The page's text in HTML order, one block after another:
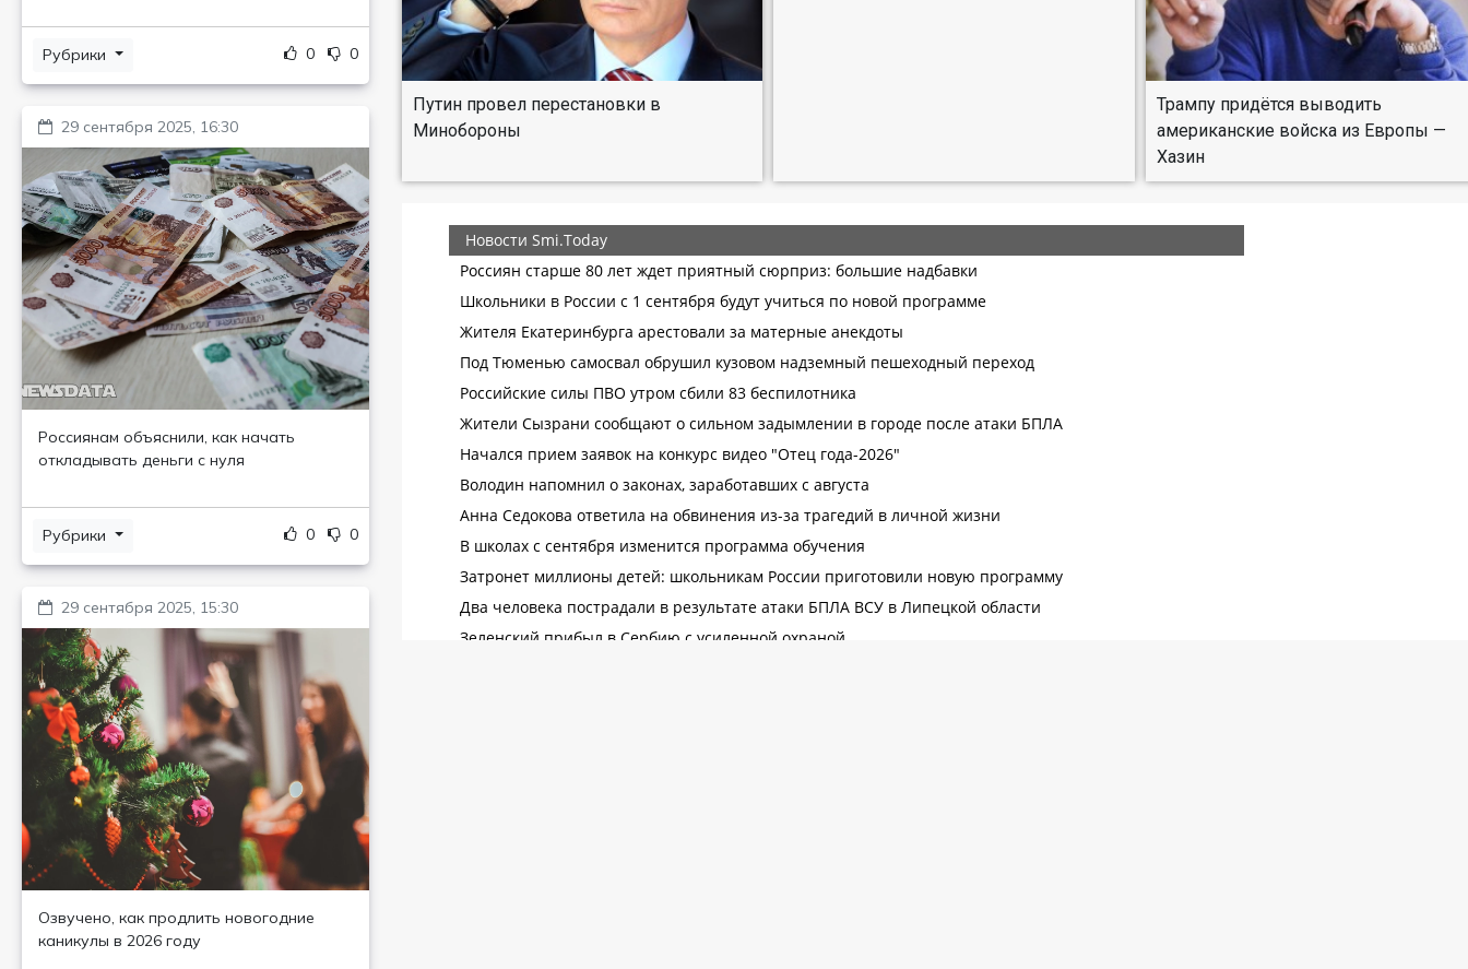
Рубрики 0 0
29 сентября 2025, 16:30
Россиянам объяснили, как начать
откладывать деньги с нуля
Рубрики 0 0
29 сентября 2025, 15:30
Озвучено, как продлить новогодние
каникулы в 2026 году
Путин провел перестановки в
Минобороны
Трампу придётся выводить
американские войска из Европы —
Хазин